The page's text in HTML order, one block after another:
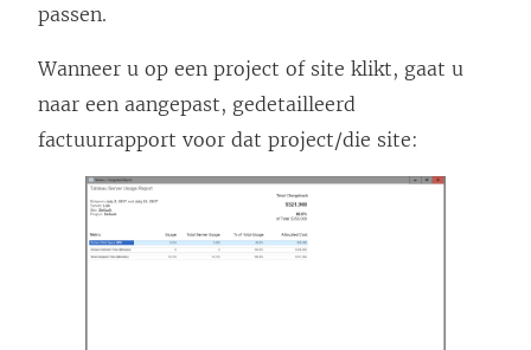
passen.
Wanneer u op een project of site klikt, gaat u
naar een aangepast, gedetailleerd
factuurrapport voor dat project/die site: